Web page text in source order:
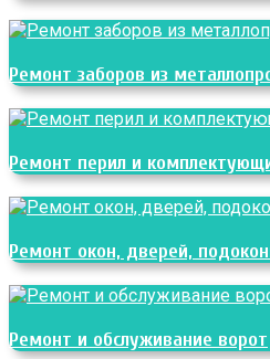
Ремонт заборов из
Ремонт перил и
Ремонт окон, дверей,
Ремонт и обслуживание ворот